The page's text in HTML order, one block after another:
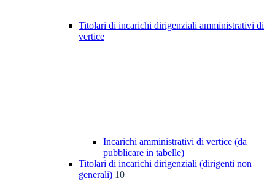
Titolari di incarichi dirigenziali amministrativi di
vertice
Incarichi amministrativi di vertice (da
pubblicare in tabelle)
Titolari di incarichi dirigenziali (dirigenti non
generali) 10